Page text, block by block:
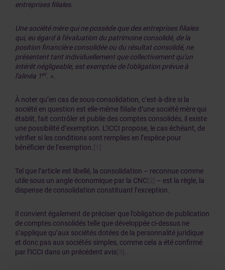
entreprises filiales.
Une société mère qui ne possède que des entreprises filiales
qui, eu égard à l'évaluation du patrimoine consolidé, de la
position financière consolidée ou du résultat consolidé, ne
présentent tant individuellement que collectivement qu'un
intérêt négligeable, est exemptée de l'obligation prévue à
l'alinéa 1er. ».
À noter qu’en cas de sous-consolidation, c’est-à-dire si la
société en question est elle-même filiale d’une société mère qui
établit, fait contrôler et publie des comptes consolidés, il existe
une possibilité d’exemption. L’ICCI propose, le cas échéant, de
vérifier si les conditions sont remplies en l’espèce pour
bénéficier de l’exemption.
[1]
Tel que l’article est libellé, la consolidation – reconnue comme
utile sous un angle économique par la CNC [2]
– est la règle, la
dispense de consolidation constituant l’exception.
Il convient également de préciser que l’obligation de publication
de comptes consolidés telle que développée ci-dessus ne
s’applique qu’aux sociétés dotées de la personnalité juridique
et donc pas aux sociétés simples, comme cela a été confirmé
par l’ICCI dans un précédent avis [3]